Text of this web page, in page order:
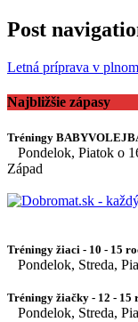
Post
Letná príprava v
Najbližšie zápasy
Tréningy
Pondelok, Piatok o
Západ
Tréningy žiaci - 10 - 15
Pondelok, Streda,
Tréningy žiačky - 12 - 15
Pondelok, Streda,